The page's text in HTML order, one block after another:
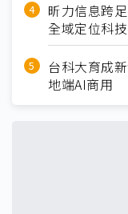
昕力信息跨
全域定位科技
台科大育成
地端AI商用